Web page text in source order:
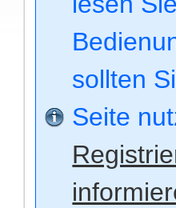
sollten
Seite